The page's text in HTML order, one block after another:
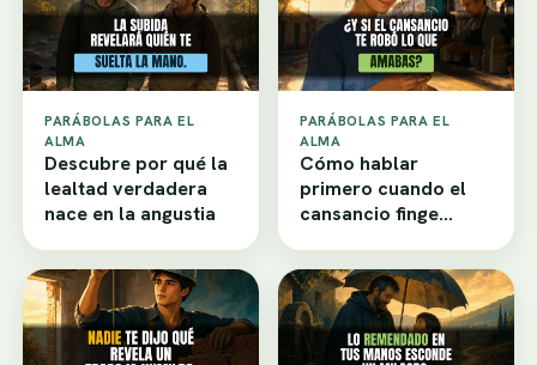
PARÁBOLAS PARA EL
ALMA
Descubre por qué la
lealtad verdadera
nace en la angustia
PARÁBOLAS PARA EL
ALMA
Cómo hablar
primero cuando el
cansancio finge